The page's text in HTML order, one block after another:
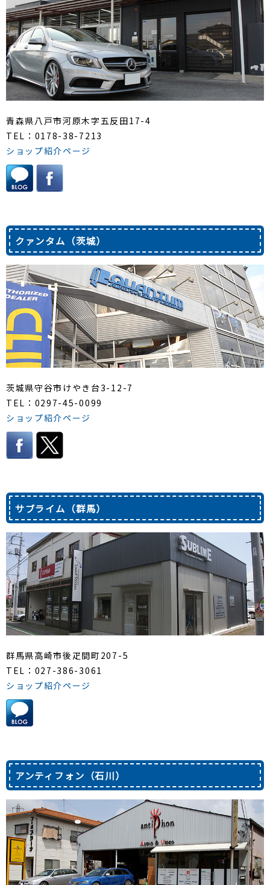
青森県八戸市河原木字五反田17-4
TEL：0178-38-7213
ショップ紹介ページ
クァンタム（茨城）
茨城県守谷市けやき台3-12-7
TEL：0297-45-0099
ショップ紹介ページ
サブライム（群馬）
群馬県高崎市後疋間町207-5
TEL：027-386-3061
ショップ紹介ページ
アンティフォン（石川）